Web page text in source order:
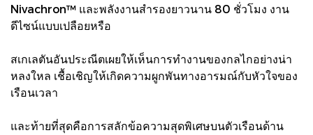
Nivachron™ และพลังงานสำรองยาวนาน 80 ชั่วโมง งาน
ดีไซน์แบบเปลือยหรือ
สเกเลตันอันประณีตเผยให้เห็นการทำงานของกลไกอย่างน่า
หลงใหล เชื้อเชิญให้เกิดความผูกพันทางอารมณ์กับหัวใจของ
เรือนเวลา
และท้ายที่สุดคือการสลักข้อความสุดพิเศษบนตัวเรือนด้าน